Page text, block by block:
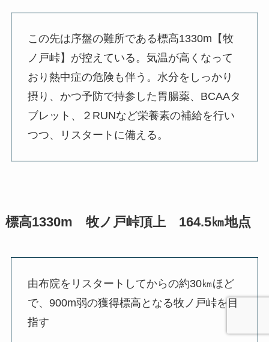
この先は序盤の難所である標高1330m【牧
ノ戸峠】が控えている。気温が高くなって
おり熱中症の危険も伴う。水分をしっかり
摂り、かつ予防で持参した胃腸薬、BCAAタ
ブレット、２RUNなど栄養素の補給を行い
つつ、リスタートに備える。
標高1330m 牧ノ戸峠頂上 164.5㎞地点
由布院をリスタートしてからの約30㎞ほど
で、900m弱の獲得標高となる牧ノ戸峠を目
指す